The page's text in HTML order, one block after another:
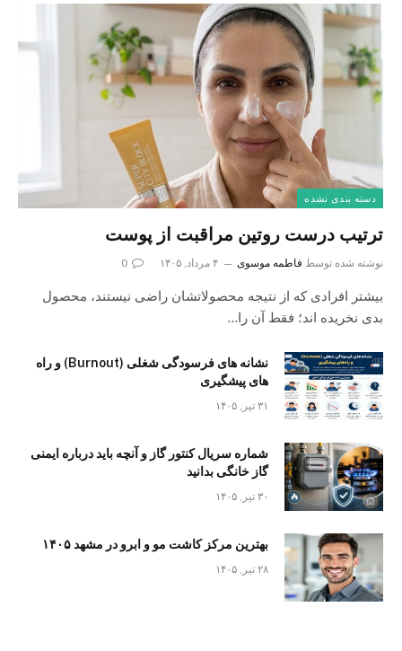
دسته بندی نشده
ترتیب درست روتین مراقبت از پوست
نوشته شده توسط فاطمه موسوی ۴ مرداد, ۱۴۰۵ 0
بیشتر افرادی که از نتیجه محصولاتشان راضی نیستند، محصول
بدی نخریده اند؛ فقط آن را…
نشانه های فرسودگی شغلی (Burnout) و راه
های پیشگیری
۳۱ تیر, ۱۴۰۵
شماره سریال کنتور گاز و آنچه باید درباره ایمنی
گاز خانگی بدانید
۳۰ تیر, ۱۴۰۵
بهترین مرکز کاشت مو و ابرو در مشهد ۱۴۰۵
۲۸ تیر, ۱۴۰۵